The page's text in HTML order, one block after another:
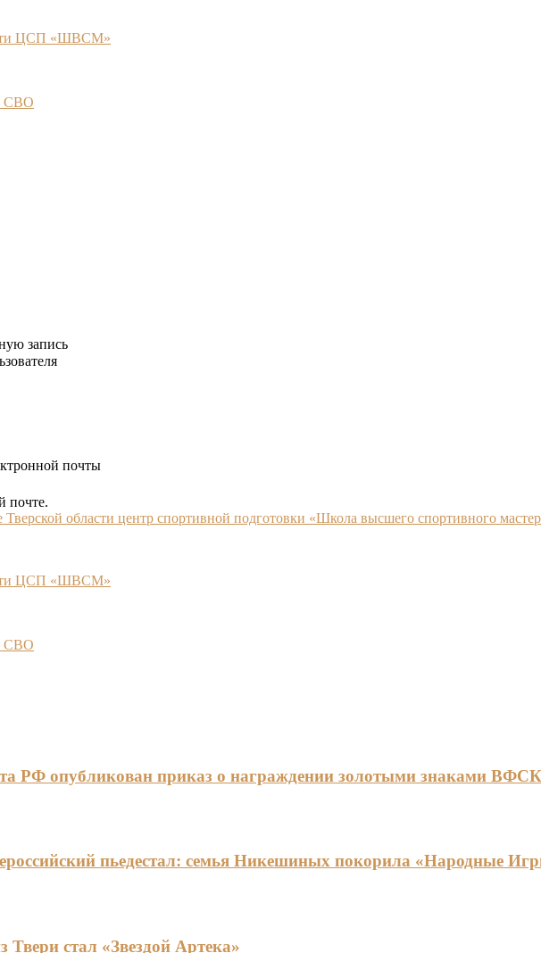
ЦСП «ШВСМ»
СВО
запись
почты
почте.
области центр спортивной подготовки «Школа высшего спортивного
ЦСП «ШВСМ»
СВО
РФ опубликован приказ о награждении золотыми знаками
пьедестал: семья Никешиных покорила «Народные
стал «Звездой Артека»